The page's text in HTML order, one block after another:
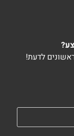
לדעת!